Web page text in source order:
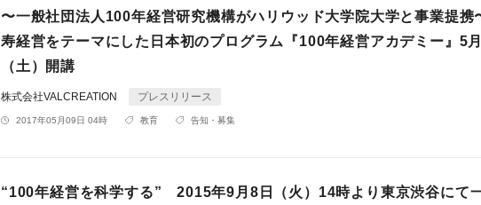
〜一般社団法人100年経営研究機構がハリウッド大学院大学と事業提
寿経営をテーマにした日本初のプログラム『100年経営アカデミー』5
（土）開講
株式会社VALCREATION プレスリリース
2017年05月09日 04時 教育 告知・募集
“100年経営を科学する” 2015年9月8日（火）14時より東京渋谷にて